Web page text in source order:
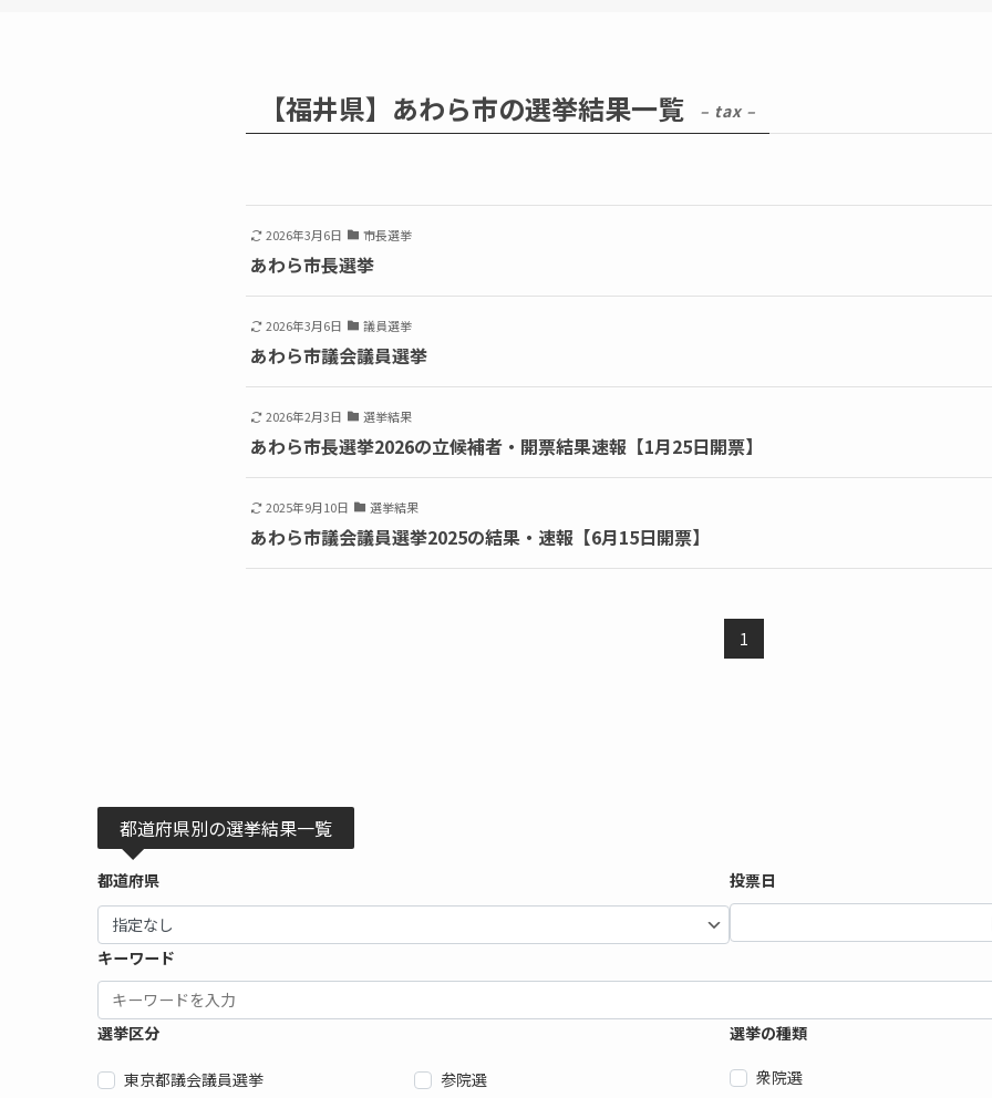
【福井県】あわら市の選挙結果一覧 – tax –
2026年3月6日 市長選挙
あわら市長選挙
2026年3月6日 議員選挙
あわら市議会議員選挙
2026年2月3日 選挙結果
あわら市長選挙2026の立候補者・開票結果速報【1月25日開票】
2025年9月10日 選挙結果
あわら市議会議員選挙2025の結果・速報【6月15日開票】
1
都道府県別の選挙結果一覧
都道府県 投票日
キーワード
選挙区分
東京都議会議員選挙
参院選
選挙の種類
衆院選